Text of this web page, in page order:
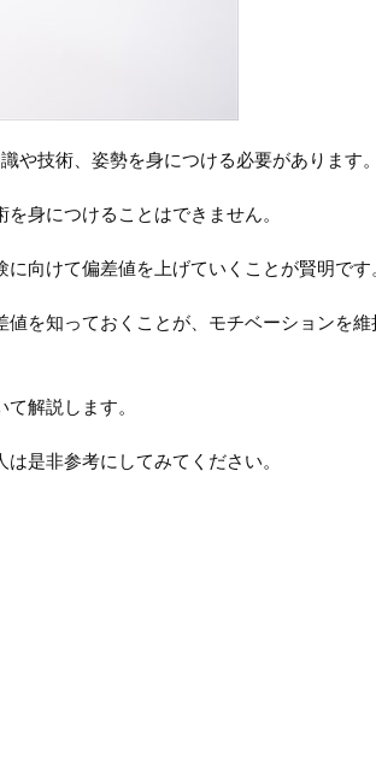
や技術、姿勢を身につける必要があります
身につけることはできません。
向けて偏差値を上げていくことが賢明です
を知っておくことが、モチベーションを維
解説します。
是非参考にしてみてください。